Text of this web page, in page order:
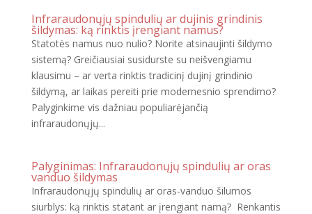
Infraraudonųjų spindulių ar dujinis grindinis
šildymas: ką rinktis įrengiant namus?
Statotės namus nuo nulio? Norite atsinaujinti šildymo
sistemą? Greičiausiai susidurste su neišvengiamu
klausimu – ar verta rinktis tradicinį dujinį grindinio
šildymą, ar laikas pereiti prie modernesnio sprendimo?
Palyginkime vis dažniau populiarėjančią
infraraudonųjų...
Palyginimas: Infraraudonųjų spindulių ar oras
vanduo šildymas
Infraraudonųjų spindulių ar oras-vanduo šilumos
siurblys: ką rinktis statant ar įrengiant namą? Renkantis